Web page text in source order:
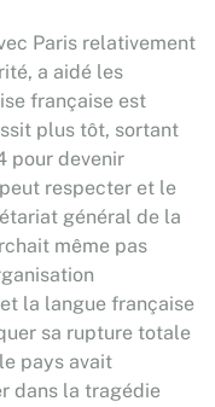
Paris relativement
a aidé les
française est
plus tôt, sortant
pour devenir
respecter et le
général de la
même pas
la langue française
sa rupture totale
pays avait
dans la tragédie